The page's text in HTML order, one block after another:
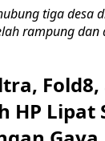
tiga
rampung
HP Lipat